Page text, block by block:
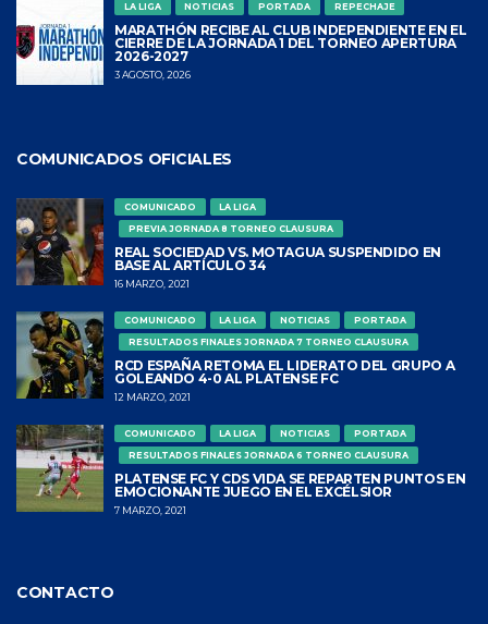
LA LIGA NOTICIAS PORTADA REPECHAJE
MARATHÓN RECIBE AL CLUB INDEPENDIENTE EN EL
CIERRE DE LA JORNADA 1 DEL TORNEO APERTURA
2026-2027
3 AGOSTO, 2026
COMUNICADOS OFICIALES
COMUNICADO
LA LIGA
PREVIA JORNADA 8 TORNEO CLAUSURA
REAL SOCIEDAD VS. MOTAGUA SUSPENDIDO EN
BASE AL ARTÍCULO 34
16 MARZO, 2021
COMUNICADO LA LIGA NOTICIAS
PORTADA
RESULTADOS FINALES JORNADA 7 TORNEO CLAUSURA
RCD ESPAÑA RETOMA EL LIDERATO DEL GRUPO A
GOLEANDO 4-0 AL PLATENSE FC
12 MARZO, 2021
COMUNICADO LA LIGA NOTICIAS
PORTADA
RESULTADOS FINALES JORNADA 6 TORNEO CLAUSURA
PLATENSE FC Y CDS VIDA SE REPARTEN PUNTOS EN
EMOCIONANTE JUEGO EN EL EXCÉLSIOR
7 MARZO, 2021
CONTACTO